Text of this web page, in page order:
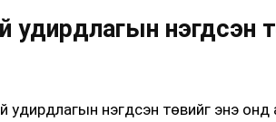
удирдлагын нэгдсэн
нэгдсэн төвийг энэ